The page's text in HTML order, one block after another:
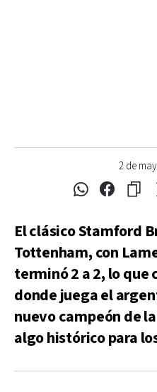
2 de
El clásico Stamford
Tottenham, con
terminó 2 a 2, lo que
donde juega el
nuevo campeón de
algo histórico para